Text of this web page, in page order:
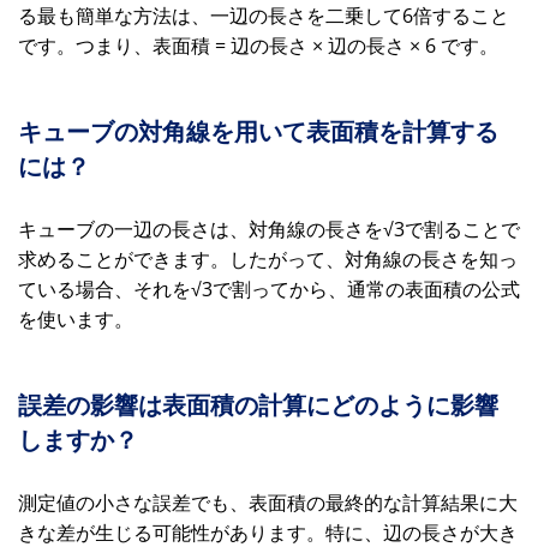
る最も簡単な方法は、一辺の長さを二乗して6倍すること
です。つまり、表面積 = 辺の長さ × 辺の長さ × 6 です。
キューブの対角線を用いて表面積を計算する
には？
キューブの一辺の長さは、対角線の長さを√3で割ることで
求めることができます。したがって、対角線の長さを知っ
ている場合、それを√3で割ってから、通常の表面積の公式
を使います。
誤差の影響は表面積の計算にどのように影響
しますか？
測定値の小さな誤差でも、表面積の最終的な計算結果に大
きな差が生じる可能性があります。特に、辺の長さが大き